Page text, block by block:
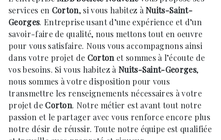
services en Corton, si vous habitez àNuits-Saint-
Georges. Entreprise usant d’une expérience et d’un
savoir-faire de qualité, nous mettons tout en oeuvre
pour vous satisfaire. Nous vous accompagnons ainsi
dans votre projet de Corton et sommes à l’écoute de
vos besoins. Si vous habitez à Nuits-Saint-Georges,
nous sommes à votre disposition pour vous
transmettre les renseignements nécessaires à votre
projet de Corton. Notre métier est avant tout notre
passion et le partager avec vous renforce encore plus
notre désir de réussir. Toute notre équipe est qualifiée